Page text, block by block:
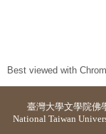
Best viewed with
臺灣大學文學院佛
National Taiwan